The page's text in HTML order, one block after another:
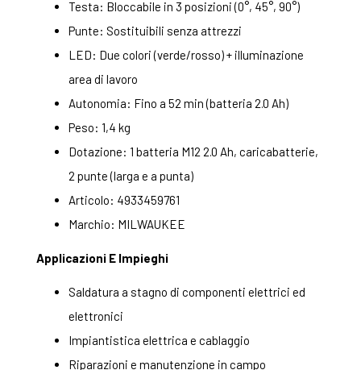
Testa: Bloccabile in 3 posizioni (0°, 45°, 90°)
Punte: Sostituibili senza attrezzi
LED: Due colori (verde/rosso) + illuminazione
area di lavoro
Autonomia: Fino a 52 min (batteria 2.0 Ah)
Peso: 1,4 kg
Dotazione: 1 batteria M12 2.0 Ah, caricabatterie,
2 punte (larga e a punta)
Articolo: 4933459761
Marchio: MILWAUKEE
Applicazioni E Impieghi
Saldatura a stagno di componenti elettrici ed
elettronici
Impiantistica elettrica e cablaggio
Riparazioni e manutenzione in campo